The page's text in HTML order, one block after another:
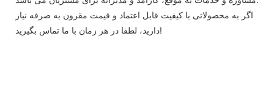
اگر به محصولاتی با کیفیت قابل اعتماد و قیمت مقرون به صرفه نیاز
دارید، لطفا در هر زمان با ما تماس بگیرید!